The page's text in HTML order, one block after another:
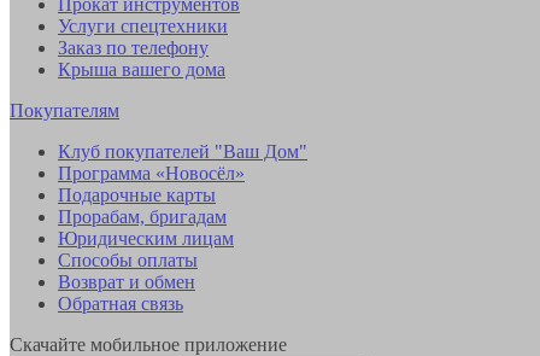
Услуги спецтехники
Заказ по телефону
Крыша вашего дома
Покупателям
Клуб покупателей "Ваш Дом"
Программа «Новосёл»
Подарочные карты
Прорабам, бригадам
Юридическим лицам
Способы оплаты
Возврат и обмен
Обратная связь
Скачайте мобильное приложение